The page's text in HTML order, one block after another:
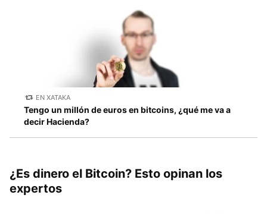
EN XATAKA
Tengo un millón de euros en bitcoins, ¿qué me va a
decir Hacienda?
¿Es dinero el Bitcoin? Esto opinan los
expertos